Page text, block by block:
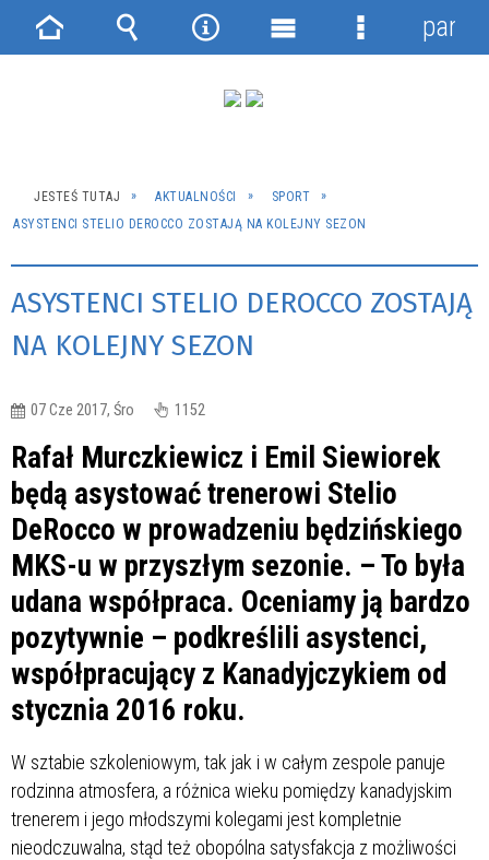
JESTEŚ TUTAJ AKTUALNOŚCI
SPORT
ASYSTENCI STELIO DEROCCO ZOSTAJĄ NA KOLEJNY SEZON
ASYSTENCI STELIO DEROCCO ZOSTAJĄ
NA KOLEJNY SEZON
07 Cze 2017, Śro 1152
Rafał Murczkiewicz i Emil Siewiorek
będą asystować trenerowi Stelio
DeRocco w prowadzeniu będzińskiego
MKS-u w przyszłym sezonie. – To była
udana współpraca. Oceniamy ją bardzo
pozytywnie – podkreślili asystenci,
współpracujący z Kanadyjczykiem od
stycznia 2016 roku.
W sztabie szkoleniowym, tak jak i w całym zespole panuje
rodzinna atmosfera, a różnica wieku pomiędzy kanadyjskim
trenerem i jego młodszymi kolegami jest kompletnie
nieodczuwalna, stąd też obopólna satysfakcja z możliwości
Strona Wyszukiwarka
NarzędziaMenu
Menu
panel